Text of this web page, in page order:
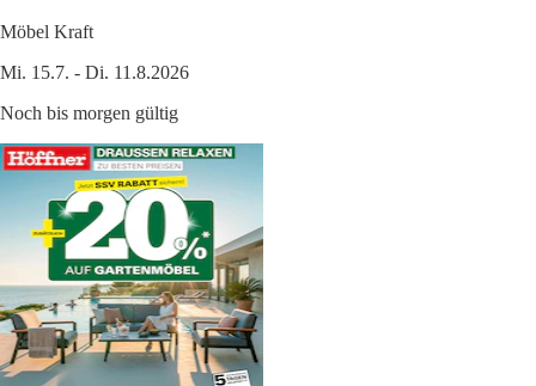
Möbel Kraft
Mi. 15.7. - Di. 11.8.2026
Noch bis morgen gültig